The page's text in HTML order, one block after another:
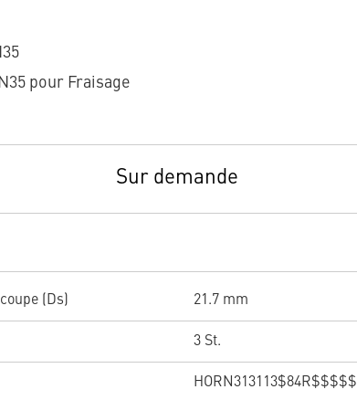
pour Fraisage
Sur demande
(Ds) 21.7 mm
3 St.
HORN313113$84R$$$$$